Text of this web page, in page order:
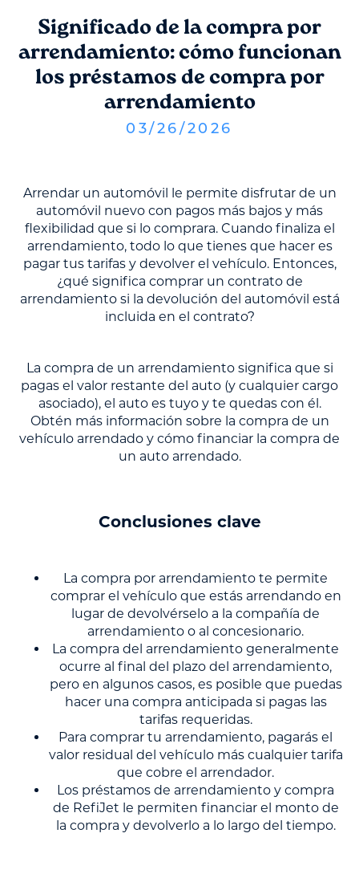
Significado de la compra por
arrendamiento: cómo funcionan
los préstamos de compra por
arrendamiento
03/ 26 / 2026
Arrendar un automóvil le permite disfrutar de un
automóvil nuevo con pagos más bajos y más
flexibilidad que si lo comprara. Cuando finaliza el
arrendamiento, todo lo que tienes que hacer es
pagar tus tarifas y devolver el vehículo. Entonces,
¿qué significa comprar un contrato de
arrendamiento si la devolución del automóvil está
incluida en el contrato?
La compra de un arrendamiento significa que si
pagas el valor restante del auto (y cualquier cargo
asociado), el auto es tuyo y te quedas con él.
Obtén más información sobre la compra de un
vehículo arrendado y cómo financiar la compra de
un auto arrendado.
Conclusiones clave
La compra por arrendamiento te permite
comprar el vehículo que estás arrendando en
lugar de devolvérselo a la compañía de
arrendamiento o al concesionario.
La compra del arrendamiento generalmente
ocurre al final del plazo del arrendamiento,
pero en algunos casos, es posible que puedas
hacer una compra anticipada si pagas las
tarifas requeridas.
Para comprar tu arrendamiento, pagarás el
valor residual del vehículo más cualquier tarifa
que cobre el arrendador.
Los préstamos de arrendamiento y compra
de RefiJet le permiten financiar el monto de
la compra y devolverlo a lo largo del tiempo.